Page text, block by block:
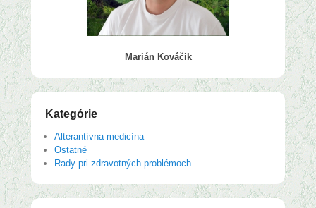
Marián Kováčik
Kategórie
Alterantívna medicína
Ostatné
Rady pri zdravotných problémoch